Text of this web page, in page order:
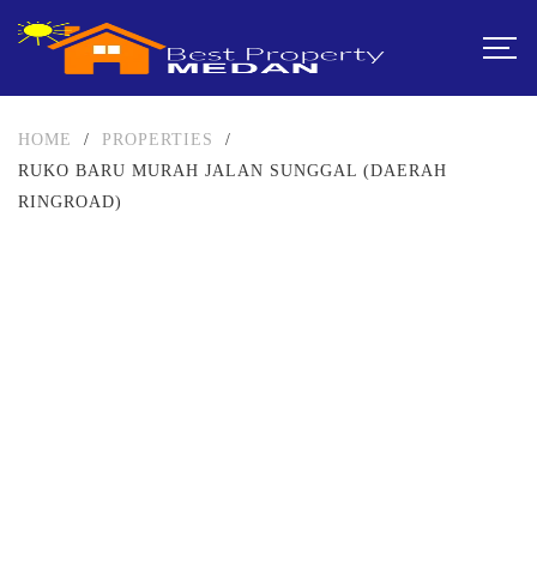
HOME / PROPERTIES
/
RUKO BARU MURAH JALAN SUNGGAL (DAERAH
RINGROAD)